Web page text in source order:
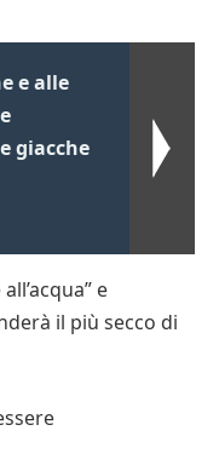
e alle
giacche
e
il più secco di